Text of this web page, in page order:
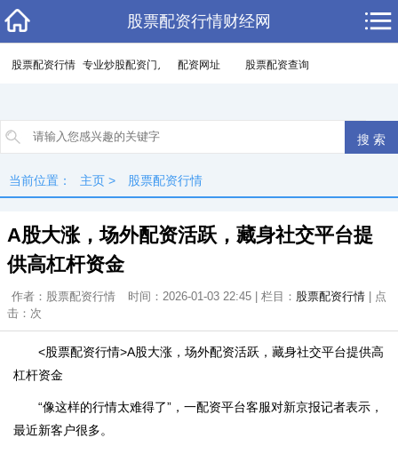
股票配资行情财经网
股票配资行情 专业炒股配资门户 配资网址 股票配资查询
当前位置： 主页 > 股票配资行情
A股大涨，场外配资活跃，藏身社交平台提
供高杠杆资金
作者：股票配资行情 时间：2026-01-03 22:45 | 栏目： 股票配资行情 | 点
击： 次
<股票配资行情>A股大涨，场外配资活跃，藏身社交平台提供高
杠杆资金
“像这样的行情太难得了”，一配资平台客服对新京报记者表示，
最近新客户很多。